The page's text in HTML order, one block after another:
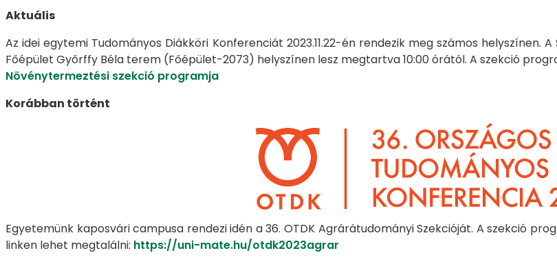
Aktuális
Az idei egytemi Tudományos Diákköri Konferenciát 2023.11.22-én rendezik meg számos helyszínen.
Főépület Győrffy Béla terem (Főépület-2073) helyszínen lesz megtartva 10:00 órától. A szekció
Növénytermeztési szekció programja
Korábban történt
Egyetemünk kaposvári campusa rendezi idén a 36. OTDK Agrárátudományi Szekcióját. A szekció
linken lehet megtalálni: https://uni-mate.hu/otdk2023agrar